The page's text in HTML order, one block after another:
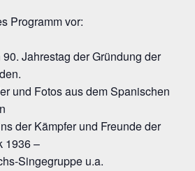
Programm vor:
Jahrestag der Gründung der
und Fotos aus dem Spanischen
der Kämpfer und Freunde der
1936 –
Singegruppe u.a.